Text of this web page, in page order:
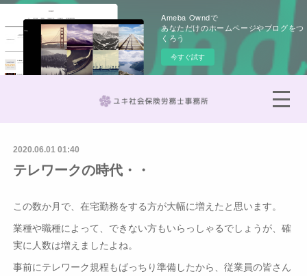
Ameba Owndで
あなただけのホームページやブログをつ
くろう
今すぐ試す
2020.06.01 01:40
テレワークの時代・・
この数か月で、在宅勤務をする方が大幅に増えたと思います。
業種や職種によって、できない方もいらっしゃるでしょうが、確
実に人数は増えましたよね。
事前にテレワーク規程もばっちり準備したから、従業員の皆さん